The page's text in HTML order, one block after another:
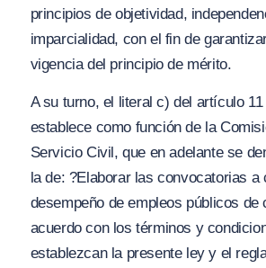
principios de objetividad,
imparcialidad, con el fin de
vigencia del principio de mérito.
A su turno, el literal c) del artículo
establece como función de la
Servicio Civil, que en adelante se
la de: ?Elaborar las convocatorias a
desempeño de empleos públicos de
acuerdo con los términos y
establezcan la presente ley y el